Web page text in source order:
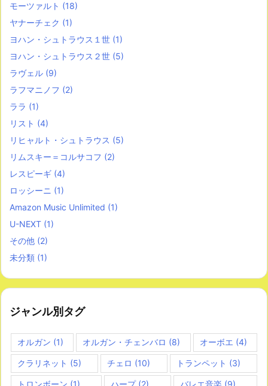
モーツァルト (18)
ヤナーチェク (1)
ヨハン・シュトラウス１世 (1)
ヨハン・シュトラウス２世 (5)
ラヴェル (9)
ラフマニノフ (2)
ララ (1)
リスト (4)
リヒャルト・シュトラウス (5)
リムスキー＝コルサコフ (2)
レスピーギ (4)
ロッシーニ (1)
Amazon Music Unlimited (1)
U-NEXT (1)
その他 (2)
未分類 (1)
ジャンル別タグ
オルガン (1) オルガン・チェンバロ (8) オーボエ (4)
クラリネット (5) チェロ (10) トランペット (3)